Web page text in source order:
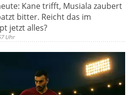
Kane trifft, Musiala zaubert
bitter. Reicht das im
jetzt alles?
Uhr